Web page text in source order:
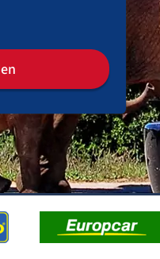
Abholung